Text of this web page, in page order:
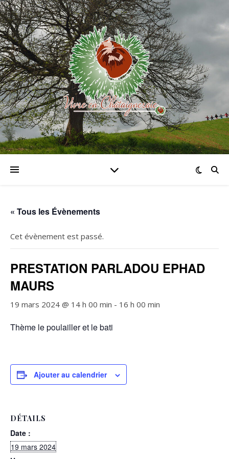
« Tous les Évènements
Cet évènement est passé.
PRESTATION PARLADOU EPHAD
MAURS
19 mars 2024 @ 14 h 00 min - 16 h 00 min
Thème le poulailler et le bati
Ajouter au calendrier
DÉTAILS
Date :
19 mars 2024